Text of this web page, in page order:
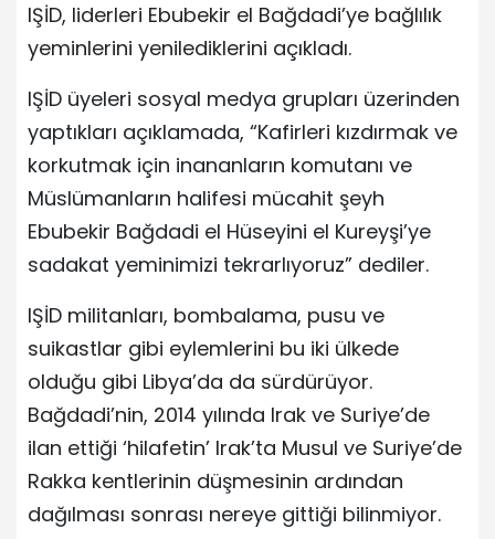
IŞİD, liderleri Ebubekir el Bağdadi’ye bağlılık
yeminlerini yenilediklerini açıkladı.
IŞİD üyeleri sosyal medya grupları üzerinden
yaptıkları açıklamada, “Kafirleri kızdırmak ve
korkutmak için inananların komutanı ve
Müslümanların halifesi mücahit şeyh
Ebubekir Bağdadi el Hüseyini el Kureyşi’ye
sadakat yeminimizi tekrarlıyoruz” dediler.
IŞİD militanları, bombalama, pusu ve
suikastlar gibi eylemlerini bu iki ülkede
olduğu gibi Libya’da da sürdürüyor.
Bağdadi’nin, 2014 yılında Irak ve Suriye’de
ilan ettiği ‘hilafetin’ Irak’ta Musul ve Suriye’de
Rakka kentlerinin düşmesinin ardından
dağılması sonrası nereye gittiği bilinmiyor.